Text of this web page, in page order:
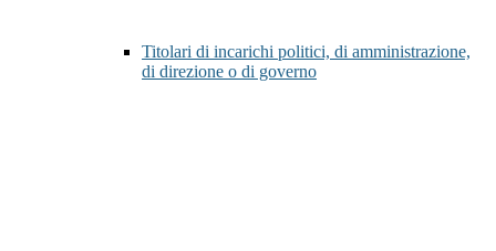
Titolari di incarichi politici, di amministrazione,
di direzione o di governo